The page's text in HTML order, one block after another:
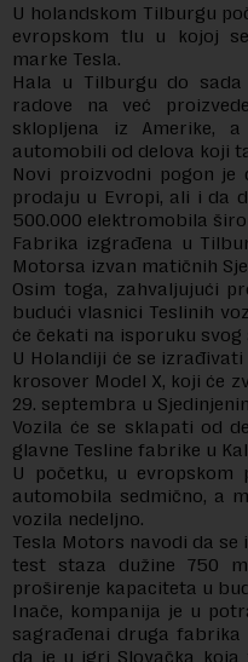
U holandskom Tilburgu
evropskom tlu u kojoj
marke Tesla.
Hala u Tilburgu do
radove na već
sklopljena iz Amerike,
automobili od delova koji
Novi proizvodni pogon je
prodaju u Evropi, ali i da
500.000 elektromobila
Fabrika izgrađena u
Motorsa izvan matičnih
Osim toga, zahvaljujući
budući vlasnici Teslinih
će čekati na isporuku
U Holandiji će se
krosover Model X, koji će
29. septembra u
Vozila će se sklapati od
glavne Tesline fabrike u
U početku, u evropskom
automobila sedmično, a
vozila nedeljno.
Tesla Motors navodi da
test staza dužine 750
proširenje kapaciteta u
Inače, kompanija je u
sagrađenai druga fabrika
da je u igri Slovačka